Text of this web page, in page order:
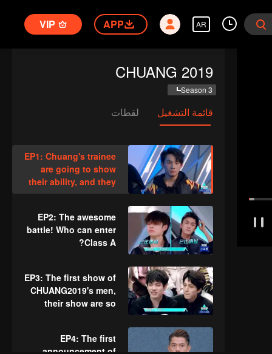
AR
APP
VIP
CHUANG 2019
Season 3
قائمة التشغيل لقطات
EP1: Chuang's trainee
are going to show
their ability, and they
will grade by mentors
EP2: The awesome
battle! Who can enter
Class A?
EP3: The first show of
CHUANG2019's men,
their show are so
EP4: The first
announcement of